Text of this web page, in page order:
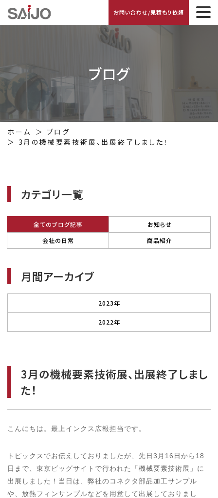
お問い合わせ/見積もり依頼
ブログ
ホーム
ブログ
3月の機械要素技術展、出展終了しました！
カテゴリ一覧
全てのブログ記事
お知らせ
会社の日常
商品紹介
月間アーカイブ
2023年
2022年
3月の機械要素技術展、出展終了しまし
た！
こんにちは。最上インクス広報担当です。
トピックスでお伝えしておりましたが、先日3月16日から18
日まで、東京ビッグサイトで行われた「機械要素技術展」に
出展しました！ 当日は、弊社のコネクタ部品加工サンプル
や、放熱フィンサンプルなどを用意して出展しておりまし